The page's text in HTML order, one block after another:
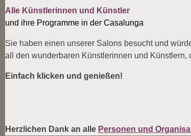
Alle Künstlerinnen und Künstler
und ihre Programme in der Casalunga
Sie haben einen unserer Salons besucht und
all den wunderbaren Künstlerinnen und Künstlern,
Einfach klicken und genießen!
Herzlichen Dank an alle Personen und